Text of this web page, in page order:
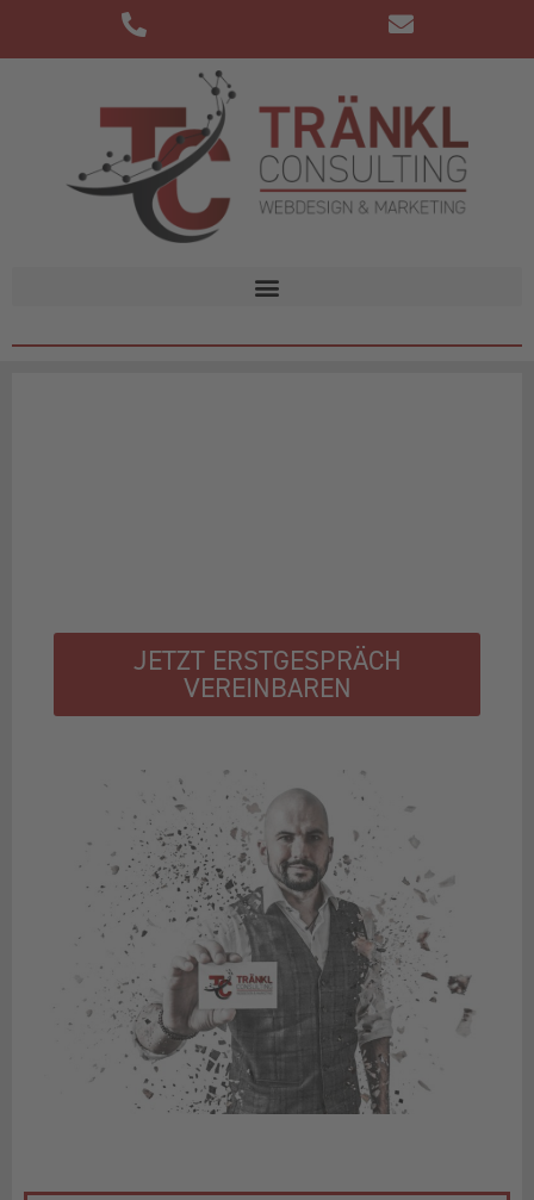
JETZT ERSTGESPRÄCH
VEREINBAREN